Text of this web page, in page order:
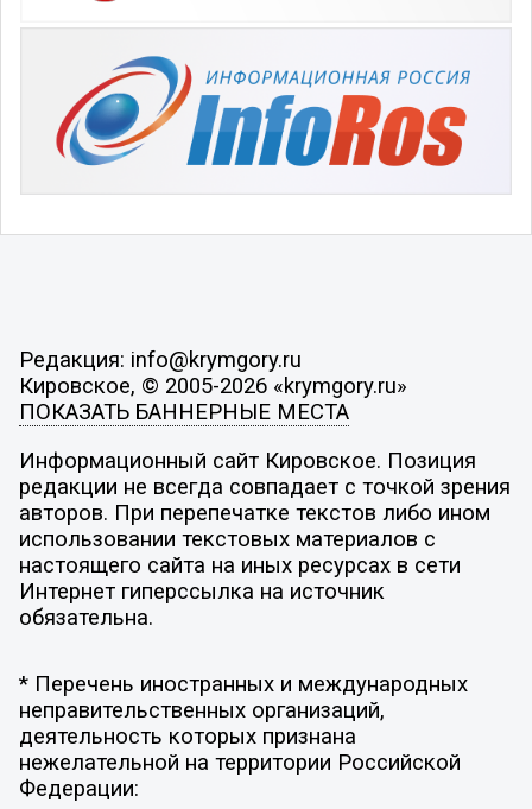
Редакция: info@krymgory.ru
Кировское, © 2005-2026 «krymgory.ru»
ПОКАЗАТЬ БАННЕРНЫЕ МЕСТА
Информационный сайт Кировское. Позиция
редакции не всегда совпадает с точкой зрения
авторов. При перепечатке текстов либо ином
использовании текстовых материалов с
настоящего сайта на иных ресурсах в сети
Интернет гиперссылка на источник
обязательна.
* Перечень иностранных и международных
неправительственных организаций,
деятельность которых признана
нежелательной на территории Российской
Федерации: